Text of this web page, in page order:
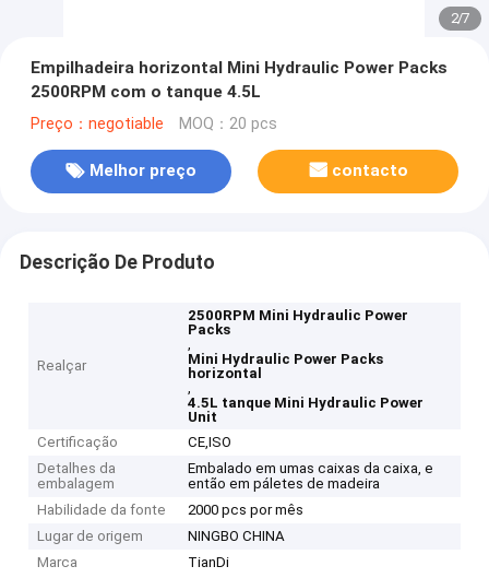
2/7
Empilhadeira horizontal Mini Hydraulic Power Packs
2500RPM com o tanque 4.5L
Preço：negotiable MOQ：20 pcs
Melhor preço contacto
Descrição De Produto
Realçar
2500RPM Mini Hydraulic Power
Packs
,
Mini Hydraulic Power Packs
horizontal
,
4.5L tanque Mini Hydraulic Power
Unit
Certificação
CE,ISO
Detalhes da
embalagem
Embalado em umas caixas da caixa, e
então em páletes de madeira
Habilidade da fonte
2000 pcs por mês
Lugar de origem
NINGBO CHINA
Marca
TianDi